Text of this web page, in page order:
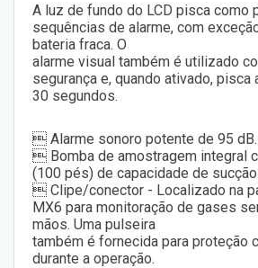
A luz de fundo do LCD pisca como
sequências de alarme, com
bateria fraca. O
alarme visual também é utilizado
segurança e, quando ativado, pisca
30 segundos.
 Alarme sonoro potente de 95 dB.
 Bomba de amostragem integral
(100 pés) de capacidade de sucção.
 Clipe/conector - Localizado na
MX6 para monitoração de gases
mãos. Uma pulseira
também é fornecida para proteção
durante a operação.